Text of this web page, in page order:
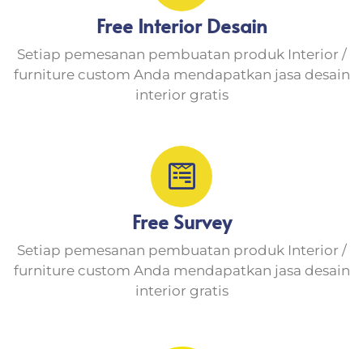
Free Interior Desain
Setiap pemesanan pembuatan produk Interior /
furniture custom Anda mendapatkan jasa desain
interior gratis
Free Survey
Setiap pemesanan pembuatan produk Interior /
furniture custom Anda mendapatkan jasa desain
interior gratis